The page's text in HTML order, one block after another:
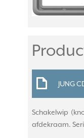
JUNG
Schakelwip
afdekraam.